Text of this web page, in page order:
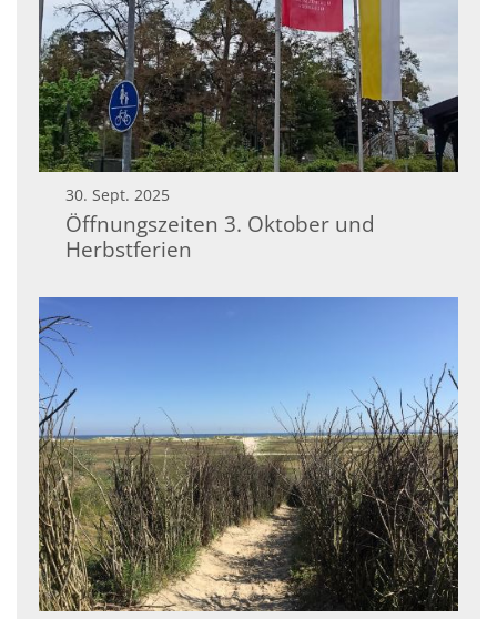
30. Sept. 2025
Öffnungszeiten 3. Oktober und
Herbstferien